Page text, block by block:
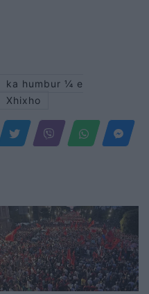
ka humbur ¼ e
Xhixho